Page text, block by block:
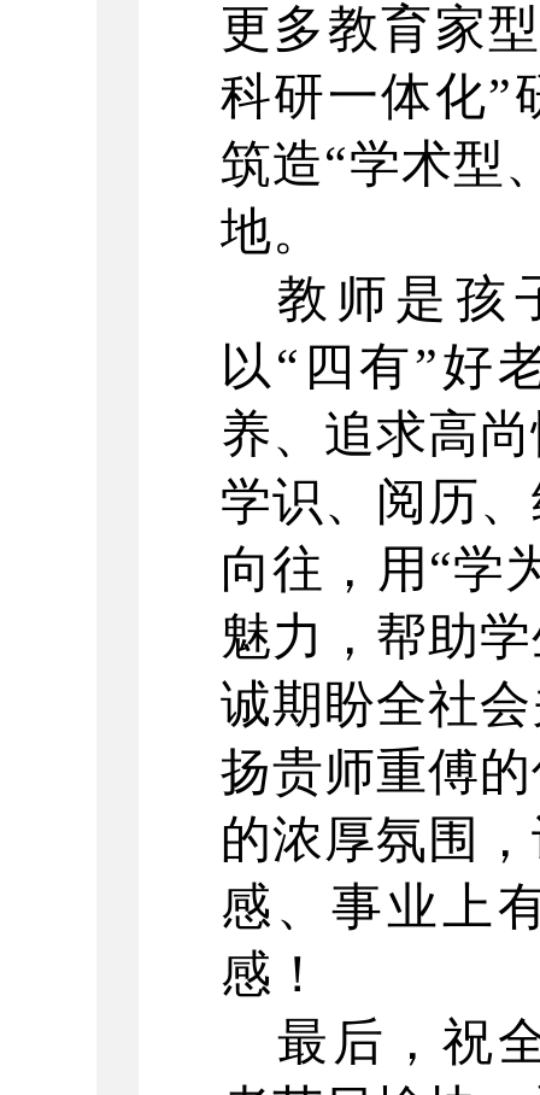
更多教育家
科研一体化”
筑造“学术型
地。
教师是孩
以“四有”好
养、追求高
学识、阅历
向往，用“学
魅力，帮助
诚期盼全社
扬贵师重傅
的浓厚氛围
感、事业上
感！
最后，祝